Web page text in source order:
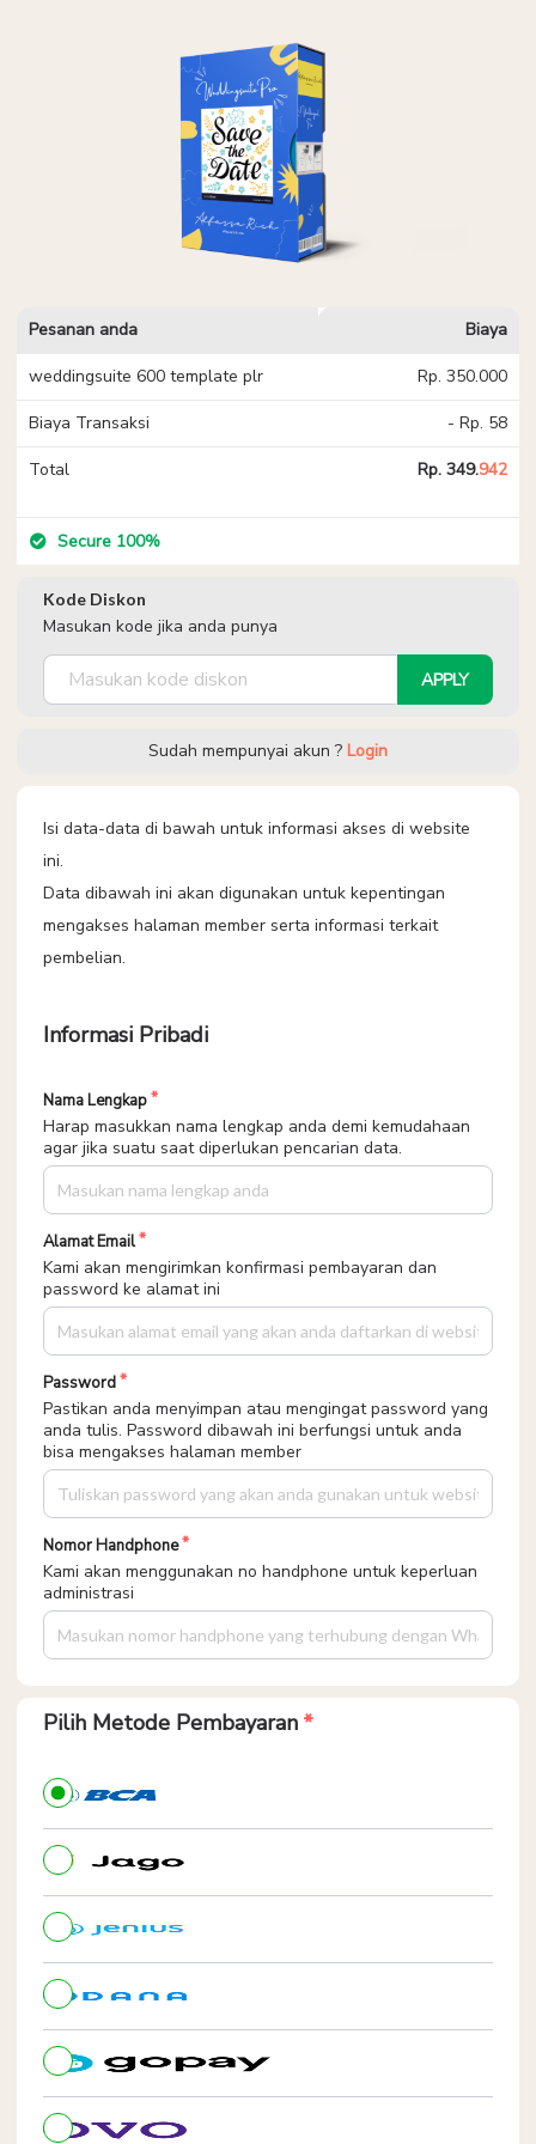
Pesanan anda Biaya
weddingsuite 600 template plr Rp. 350.000
Biaya Transaksi - Rp. 58
Total Rp. 349.942
Secure 100%
Kode Diskon
Masukan kode jika anda punya
APPLY
Sudah mempunyai akun ? Login
Isi data-data di bawah untuk informasi akses di website
ini.
Data dibawah ini akan digunakan untuk kepentingan
mengakses halaman member serta informasi terkait
pembelian.
Informasi Pribadi
Nama Lengkap
Harap masukkan nama lengkap anda demi kemudahaan
agar jika suatu saat diperlukan pencarian data.
Alamat Email
Kami akan mengirimkan konfirmasi pembayaran dan
password ke alamat ini
Password
Pastikan anda menyimpan atau mengingat password yang
anda tulis. Password dibawah ini berfungsi untuk anda
bisa mengakses halaman member
Nomor Handphone
Kami akan menggunakan no handphone untuk keperluan
administrasi
Pilih Metode Pembayaran